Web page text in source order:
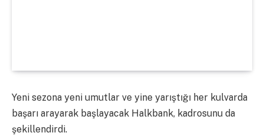
Yeni sezona yeni umutlar ve yine yarıştığı her kulvarda
başarı arayarak başlayacak Halkbank, kadrosunu da
şekillendirdi.